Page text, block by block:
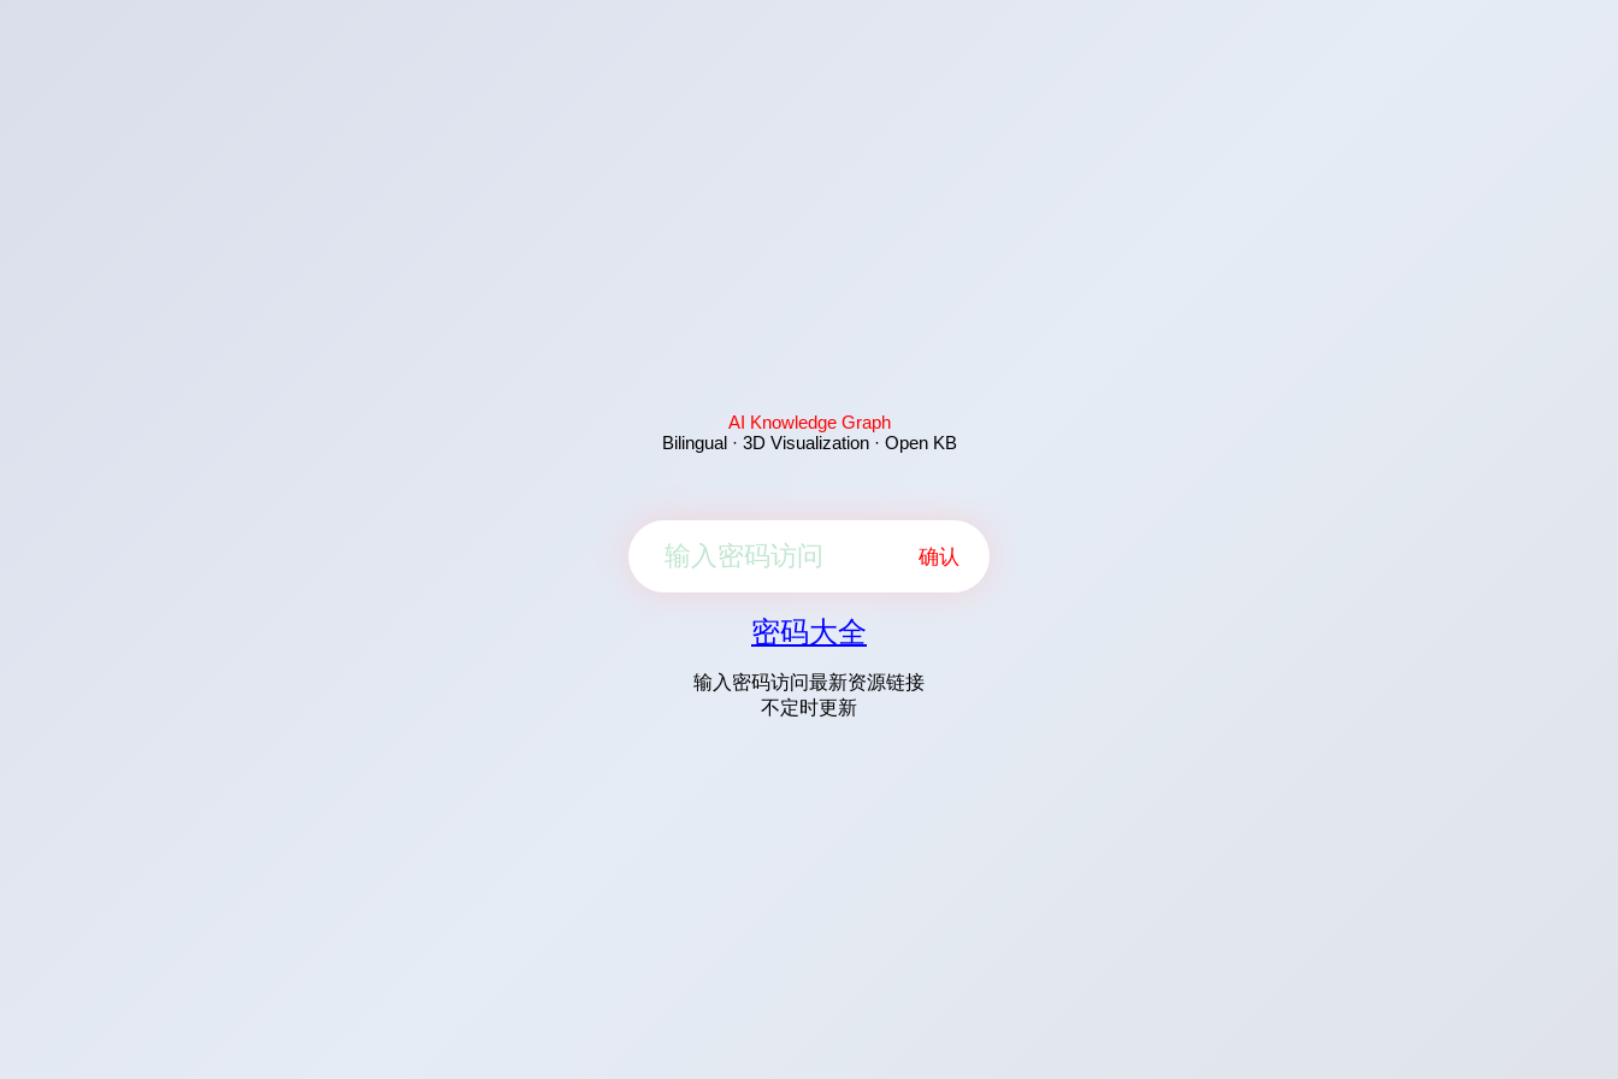
AI Knowledge Graph
Bilingual · 3D Visualization · Open KB
确认
密码大全
输入密码访问最新资源链接
不定时更新